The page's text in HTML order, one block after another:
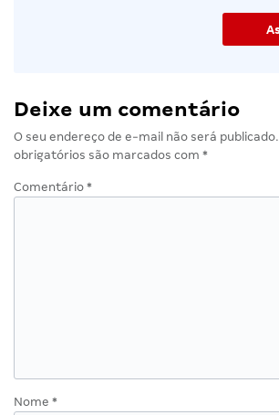
Deixe um comentário
O seu endereço de e-mail não será publicado.
obrigatórios são marcados com *
Comentário *
Nome *